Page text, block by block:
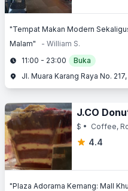
"Tempat Makan Modern
Malam"
- William S.
11:00 - 23:00
Buka
J.CO
$ • Coffee,
4.4
"Plaza Adorama Kemang: Mall